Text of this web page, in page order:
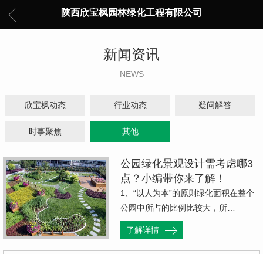
陕西欣宝枫园林绿化工程有限公司
新闻资讯
NEWS
欣宝枫动态 行业动态 疑问解答
时事聚焦 其他
公园绿化景观设计需考虑哪3
点？小编带你来了解！
1、“以人为本”的原则绿化面积在整个
公园中所占的比例比较大，所…
了解详情